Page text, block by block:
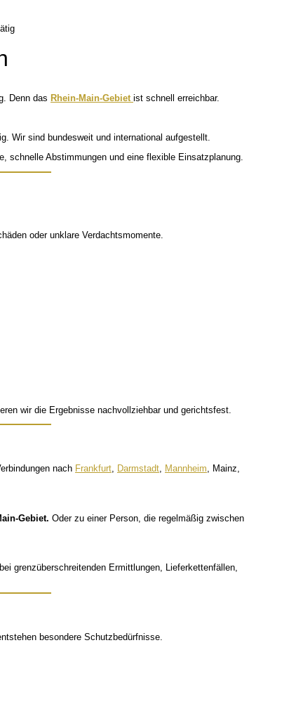
Denn das Rhein-Main-Gebiet ist schnell erreichbar.
Wir sind bundesweit und international aufgestellt.
schnelle Abstimmungen und eine flexible Einsatzplanung.
oder unklare Verdachtsmomente.
wir die Ergebnisse nachvollziehbar und gerichtsfest.
nach Frankfurt, Darmstadt, Mannheim, Mainz,
Gebiet. Oder zu einer Person, die regelmäßig zwischen
grenzüberschreitenden Ermittlungen, Lieferkettenfällen,
besondere Schutzbedürfnisse.